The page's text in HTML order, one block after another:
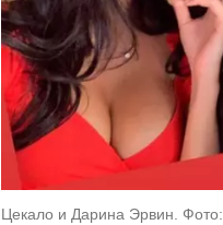
Цекало и Дарина Эрвин.